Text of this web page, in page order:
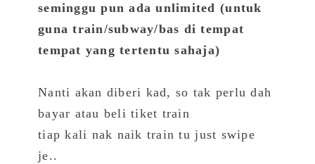
seminggu pun ada unlimited (untuk
guna train/subway/bas di tempat
tempat yang tertentu sahaja)
Nanti akan diberi kad, so tak perlu dah
bayar atau beli tiket train
tiap kali nak naik train tu just swipe
je..